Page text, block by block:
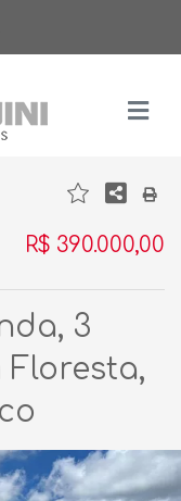
R$ 390.000,00
3